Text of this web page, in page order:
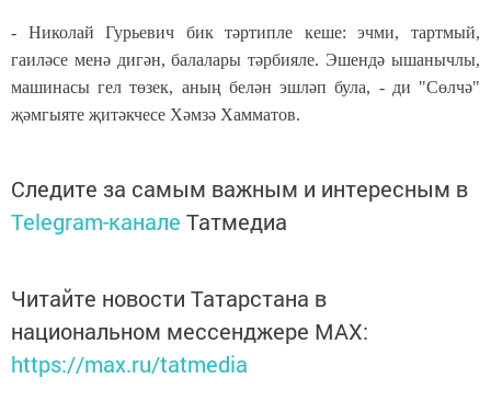
- Николай Гурьевич бик тәртипле кеше: эчми, тартмый,
гаиләсе менә дигән, балалары тәрбияле. Эшендә ышанычлы,
машинасы гел төзек, аның белән эшләп була, - ди "Сөлчә"
җәмгыяте җитәкчесе Хәмзә Хамматов.
Следите за самым важным и интересным в
Telegram-канале Татмедиа
Читайте новости Татарстана в
национальном мессенджере MАХ:
https://max.ru/tatmedia